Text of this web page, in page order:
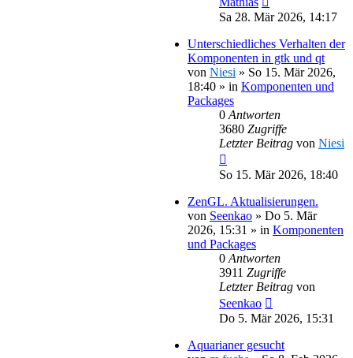
Sa 28. Mär 2026, 14:17
Unterschiedliches Verhalten der
Komponenten in gtk und qt
von Niesi » So 15. Mär 2026,
18:40 » in Komponenten und
Packages
0 Antworten
3680 Zugriffe
Letzter Beitrag von Niesi
So 15. Mär 2026, 18:40
ZenGL. Aktualisierungen.
von Seenkao » Do 5. Mär
2026, 15:31 » in Komponenten
und Packages
0 Antworten
3911 Zugriffe
Letzter Beitrag von
Seenkao
Do 5. Mär 2026, 15:31
Aquarianer gesucht